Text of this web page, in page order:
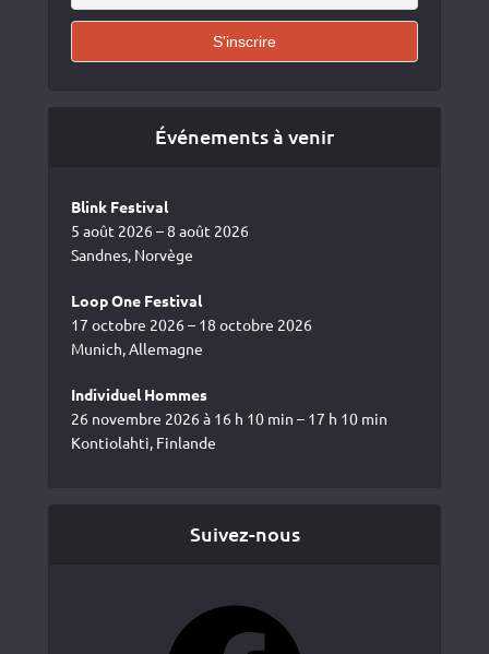
Événements à venir
Blink Festival
5 août 2026 – 8 août 2026
Sandnes, Norvège
Loop One Festival
17 octobre 2026 – 18 octobre 2026
Munich, Allemagne
Individuel Hommes
26 novembre 2026 à 16 h 10 min – 17 h 10 min
Kontiolahti, Finlande
Suivez-nous